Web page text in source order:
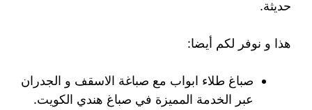
حديثة.
هذا و نوفر لكم أيضا:
صباغ طلاء ابواب مع صباغة الاسقف و الجدران
عبر الخدمة المميزة في صباغ هندي الكويت.